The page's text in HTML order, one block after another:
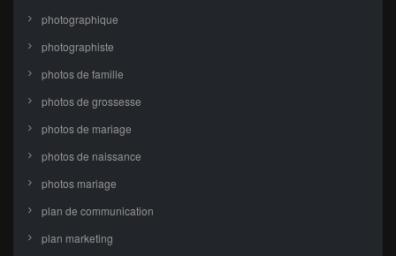
photographique
photographiste
photos de famille
photos de grossesse
photos de mariage
photos de naissance
photos mariage
plan de communication
plan marketing